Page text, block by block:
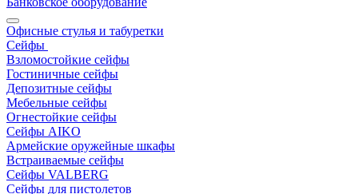
Офисные стулья и табуретки
Сейфы
Взломостойкие сейфы
Гостиничные сейфы
Депозитные сейфы
Мебельные сейфы
Огнестойкие сейфы
Сейфы AIKO
Армейские оружейные шкафы
Встраиваемые сейфы
Сейфы VALBERG
Сейфы для пистолетов